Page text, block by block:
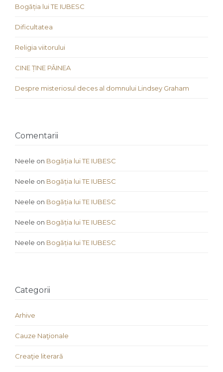
Bogăția lui TE IUBESC
Dificultatea
Religia viitorului
CINE ȚINE PÂINEA
Despre misteriosul deces al domnului Lindsey Graham
Comentarii
Neele on Bogăția lui TE IUBESC
Neele on Bogăția lui TE IUBESC
Neele on Bogăția lui TE IUBESC
Neele on Bogăția lui TE IUBESC
Neele on Bogăția lui TE IUBESC
Categorii
Arhive
Cauze Naţionale
Creaţie literară